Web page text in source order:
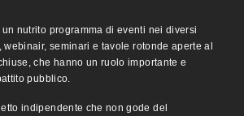
nutrito programma di eventi nei diversi
seminari e tavole rotonde aperte al
che hanno un ruolo importante e
pubblico.
indipendente che non gode del